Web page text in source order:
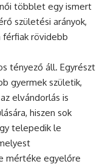
többlet egy ismert
születési arányok,
rövidebb
tényező áll. Egyrészt
gyermek születik,
elvándorlás is
hiszen sok
telepedik le
mértéke egyelőre